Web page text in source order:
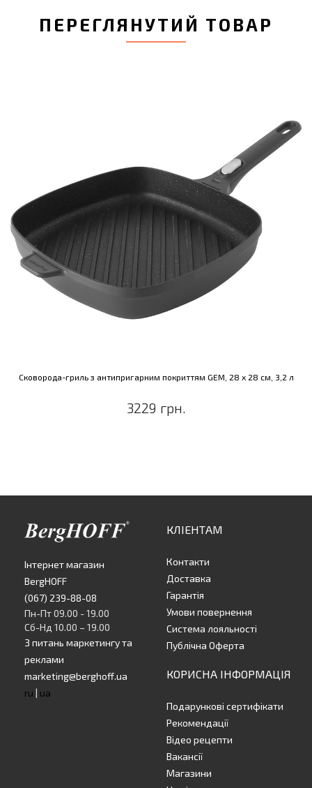
ПЕРЕГЛЯНУТИЙ ТОВАР
Сковорода-гриль з антипригарним покриттям GEM, 28 х 28 см, 3,2 л
3229 грн.
Інтернет магазин
BergHOFF
(067) 239-88-08
Пн-Пт 09.00 - 19.00
Сб-Нд 10.00 – 19.00
З питань маркетингу та
реклами
marketing@berghoff.ua
ru | ua
КЛІЕНТАМ
Контакти
Доставка
Гарантія
Умови повернення
Система лояльності
Публічна Оферта
КОРИСНА ІНФОРМАЦІЯ
Подарункові сертифікати
Рекомендації
Відео рецепти
Вакансії
Магазини